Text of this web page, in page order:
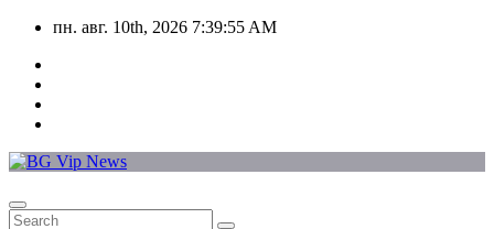
Skip
content
пн. авг. 10th, 2026 7:39:55 AM